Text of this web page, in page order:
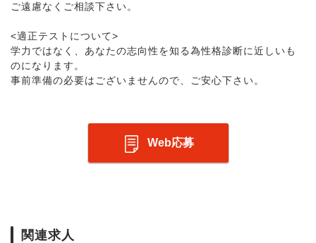
ご遠慮なくご相談下さい。
<適正テストについて>
学力ではなく、あなたの志向性を知る為性格診断に近しいも
のになります。
事前準備の必要はございませんので、ご安心下さい。
Web応募
関連求人